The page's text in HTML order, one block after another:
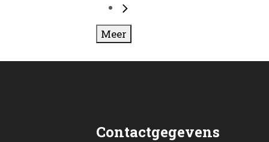
Meer
Contactgegevens